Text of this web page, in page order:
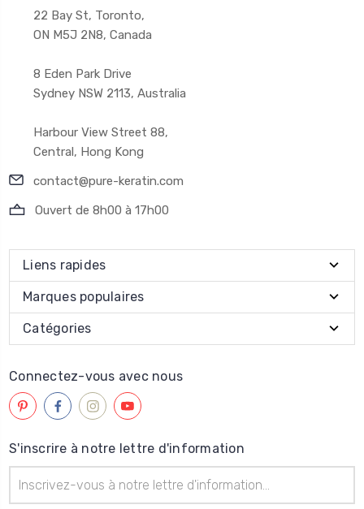
22 Bay St, Toronto,
ON M5J 2N8, Canada
8 Eden Park Drive
Sydney NSW 2113, Australia
Harbour View Street 88,
Central, Hong Kong
contact@pure-keratin.com
Ouvert de 8h00 à 17h00
Liens rapides
Marques populaires
Catégories
Connectez-vous avec nous
S'inscrire à notre lettre d'information
électronique